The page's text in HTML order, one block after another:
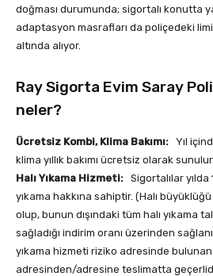
doğması durumunda; sigortalı konutta
adaptasyon masrafları da poliçedeki
altında alıyor.
Ray Sigorta Evim Saray
neler?
Ücretsiz Kombi, Klima Bakımı: Yıl
klima yıllık bakımı ücretsiz olarak sunulur.
Halı Yıkama Hizmeti: Sigortalılar yılda
yıkama hakkına sahiptir. (Halı büyüklüğü
olup, bunun dışındaki tüm halı yıkama
sağladığı indirim oranı üzerinden
yıkama hizmeti riziko adresinde
adresinden/adresine teslimatta